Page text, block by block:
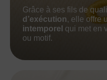
Grâce à ses fils de
d’exécution, elle offre
intemporel qui met en
ou motif.